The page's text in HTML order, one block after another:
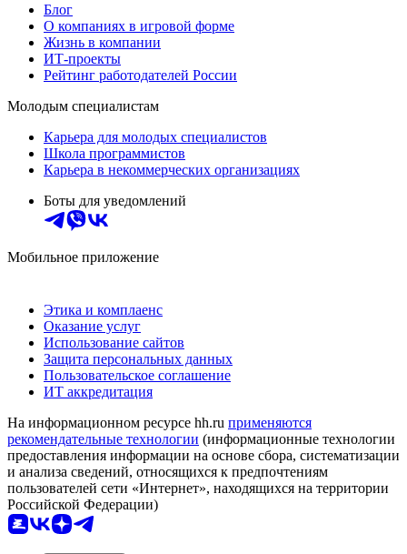
Блог
О компаниях в игровой форме
Жизнь в компании
ИТ-проекты
Рейтинг работодателей России
Молодым специалистам
Карьера для молодых специалистов
Школа программистов
Карьера в некоммерческих организациях
Боты для уведомлений
Мобильное приложение
Этика и комплаенс
Оказание услуг
Использование сайтов
Защита персональных данных
Пользовательское соглашение
ИТ аккредитация
На информационном ресурсе hh.ru применяются
рекомендательные технологии (информационные технологии
предоставления информации на основе сбора, систематизации
и анализа сведений, относящихся к предпочтениям
пользователей сети «Интернет», находящихся на территории
Российской Федерации)